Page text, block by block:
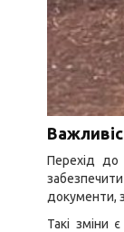
Перехід до
документи,
Такі зміни